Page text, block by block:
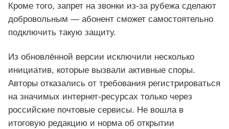
Кроме того, запрет на звонки из‑за рубежа сделают
добровольным — абонент сможет самостоятельно
подключить такую защиту.
Из обновлённой версии исключили несколько
инициатив, которые вызвали активные споры.
Авторы отказались от требования регистрироваться
на значимых интернет‑ресурсах только через
российские почтовые сервисы. Не вошла в
итоговую редакцию и норма об открытии